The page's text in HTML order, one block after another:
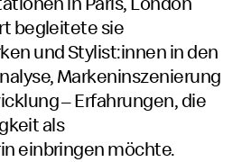
begleitete sie
und Stylist:innen in den
Markeninszenierung
– Erfahrungen, die
als
einbringen möchte.